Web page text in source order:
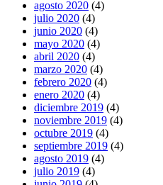
agosto 2020 (4)
julio 2020 (4)
junio 2020 (4)
mayo 2020 (4)
abril 2020 (4)
marzo 2020 (4)
febrero 2020 (4)
enero 2020 (4)
diciembre 2019 (4)
noviembre 2019 (4)
octubre 2019 (4)
septiembre 2019 (4)
agosto 2019 (4)
julio 2019 (4)